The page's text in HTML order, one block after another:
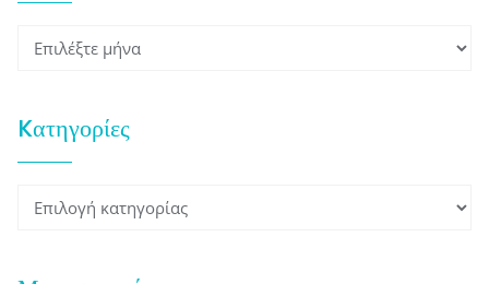
Ιστορικό
Kατηγορίες
Kατηγορίες